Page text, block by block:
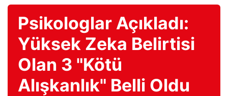
Psikologlar Açıkladı:
Yüksek Zeka Belirtisi
Olan 3 "Kötü
Alışkanlık" Belli Oldu